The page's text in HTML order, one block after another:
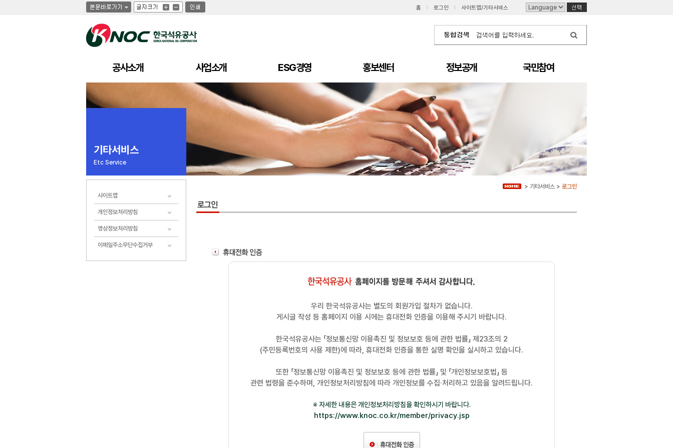
글
자
기
글
자
기
크
글
자
기
작
인
쇄
홈 I 로그인 I 사이트맵/기타서비스
공사소개 사업소개 ESG경영 홍보센터 정보공개 국민참여
기타서비스
Etc Service
사이트맵
개인정보처리방침
영상정보처리방침
이메일주소무단수집거부
> 기타서비스 > 로그인
우리 한국석유공사는 별도의 회원가입 절차가 없습니다.
게시글 작성 등 홈페이지 이용 시에는 휴대전화 인증을 이용해 주시기 바랍니다.
한국석유공사는 「정보통신망 이용촉진 및 정보보호 등에 관한 법률」 제23조의 2
(주민등록번호의 사용 제한)에 따라, 휴대전화 인증을 통한 실명 확인을 실시하고 있습니다.
또한 「정보통신망 이용촉진 및 정보보호 등에 관한 법률」 및 「개인정보보호법」 등
관련 법령을 준수하며, 개인정보처리방침에 따라 개인정보를 수집·처리하고 있음을 알려드립니다.
※ 자세한 내용은 개인정보처리방침을 확인하시기 바랍니다.
https://www.knoc.co.kr/member/privacy.jsp